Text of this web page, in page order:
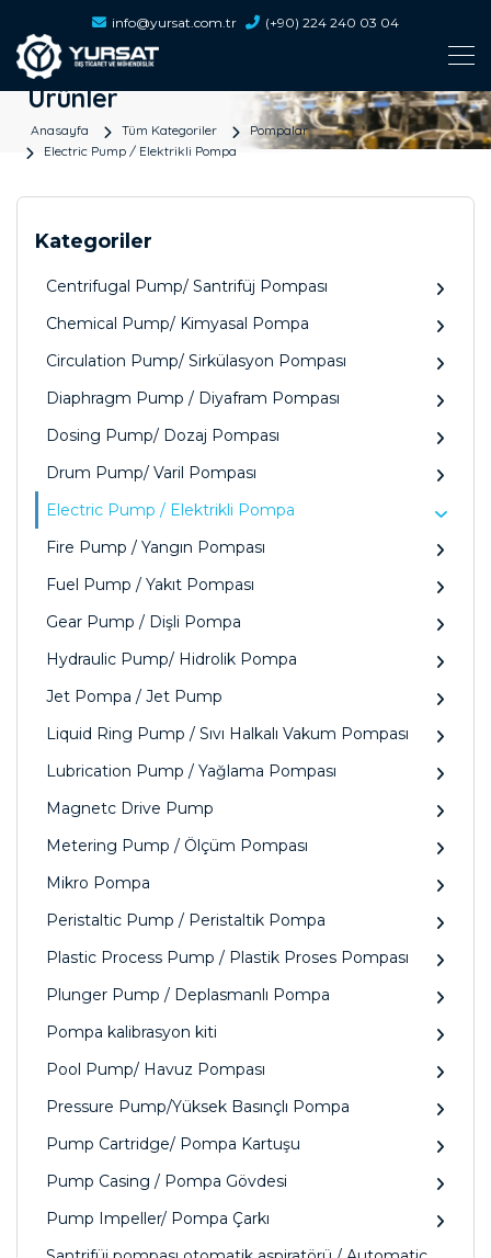
info@yursat.com.tr (+90) 224 240 03 04
Ürünler
Anasayfa Tüm Kategoriler
Pompalar
Electric Pump / Elektrikli Pompa
Kategoriler
Centrifugal Pump/ Santrifüj Pompası
Chemical Pump/ Kimyasal Pompa
Circulation Pump/ Sirkülasyon Pompası
Diaphragm Pump / Diyafram Pompası
Dosing Pump/ Dozaj Pompası
Drum Pump/ Varil Pompası
Electric Pump / Elektrikli Pompa
Fire Pump / Yangın Pompası
Fuel Pump / Yakıt Pompası
Gear Pump / Dişli Pompa
Hydraulic Pump/ Hidrolik Pompa
Jet Pompa / Jet Pump
Liquid Ring Pump / Sıvı Halkalı Vakum Pompası
Lubrication Pump / Yağlama Pompası
Magnetc Drive Pump
Metering Pump / Ölçüm Pompası
Mikro Pompa
Peristaltic Pump / Peristaltik Pompa
Plastic Process Pump / Plastik Proses Pompası
Plunger Pump / Deplasmanlı Pompa
Pompa kalibrasyon kiti
Pool Pump/ Havuz Pompası
Pressure Pump/Yüksek Basınçlı Pompa
Pump Cartridge/ Pompa Kartuşu
Pump Casing / Pompa Gövdesi
Pump Impeller/ Pompa Çarkı